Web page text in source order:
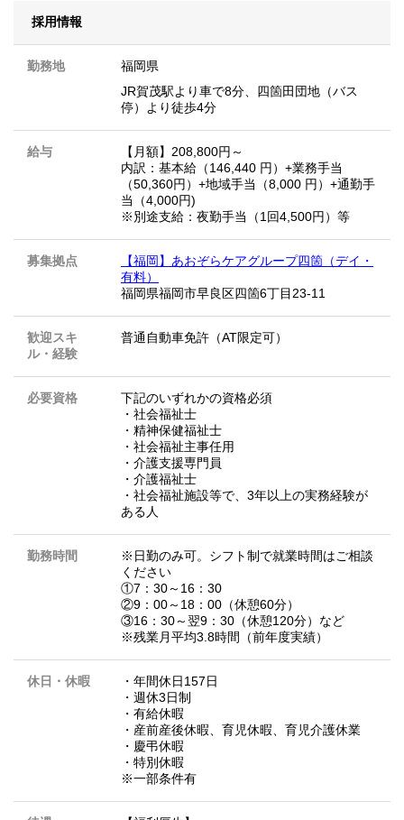
採用情報
勤務地
福岡県
JR賀茂駅より車で8分、四箇田団地（バス
停）より徒歩4分
給与
【月額】208,800円～
内訳：基本給（146,440 円）+業務手当
（50,360円）+地域手当（8,000 円）+通勤手
当（4,000円)
※別途支給：夜勤手当（1回4,500円）等
募集拠点
【福岡】あおぞらケアグループ四箇（デイ・
有料）
福岡県福岡市早良区四箇6丁目23‐11
歓迎スキ
ル・経験
普通自動車免許（AT限定可）
必要資格
下記のいずれかの資格必須
・社会福祉士
・精神保健福祉士
・社会福祉主事任用
・介護支援専門員
・介護福祉士
・社会福祉施設等で、3年以上の実務経験が
ある人
勤務時間
※日勤のみ可。シフト制で就業時間はご相談
ください
①7：30～16：30
②9：00～18：00（休憩60分）
③16：30～翌9：30（休憩120分）など
※残業月平均3.8時間（前年度実績）
休日・休暇
・年間休日157日
・週休3日制
・有給休暇
・産前産後休暇、育児休暇、育児介護休業
・慶弔休暇
・特別休暇
※一部条件有